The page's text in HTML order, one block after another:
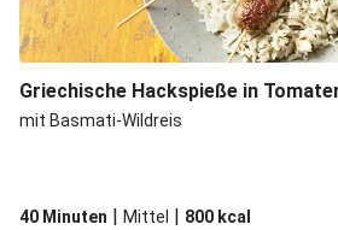
Griechische Hackspieße in
mit Basmati-Wildreis
40 Minuten | Mittel | 800 kcal